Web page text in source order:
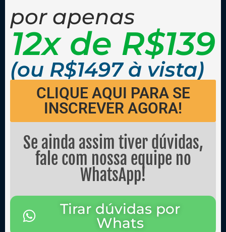
por apenas
12x de R$139
(ou R$1497 à vista)
CLIQUE AQUI PARA SE
INSCREVER AGORA!
Se ainda assim tiver dúvidas,
fale com nossa equipe no
WhatsApp!
Tirar dúvidas por
Whats